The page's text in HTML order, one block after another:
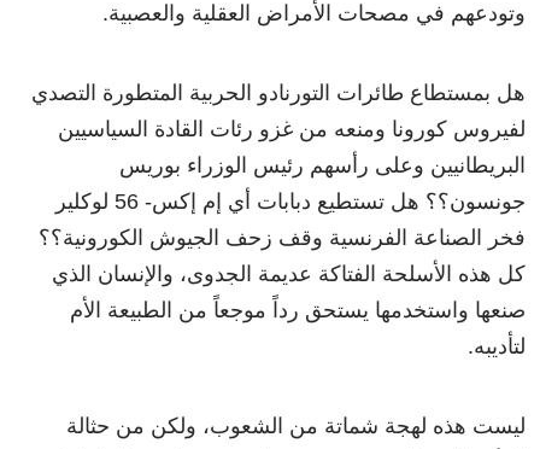
وتودعهم في مصحات الأمراض العقلية والعصبية.
هل بمستطاع طائرات التورنادو الحربية المتطورة التصدي
لفيروس كورونا ومنعه من غزو رئات القادة السياسيين
البريطانيين وعلى رأسهم رئيس الوزراء بوريس
جونسون؟؟ هل تستطيع دبابات أي إم إكس- 56 لوكلير
فخر الصناعة الفرنسية وقف زحف الجيوش الكورونية؟؟
كل هذه الأسلحة الفتاكة عديمة الجدوى، والإنسان الذي
صنعها واستخدمها يستحق رداً موجعاً من الطبيعة الأم
لتأديبه.
ليست هذه لهجة شماتة من الشعوب، ولكن من حثالة